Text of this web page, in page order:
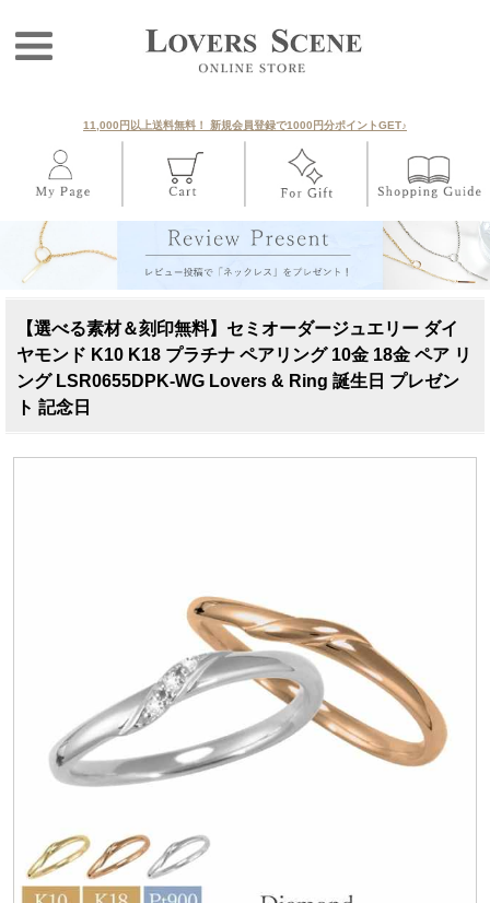
11,000円以上送料無料！ 新規会員登録で1000円分ポイントGET♪
【選べる素材＆刻印無料】セミオーダージュエリー ダイ
ヤモンド K10 K18 プラチナ ペアリング 10金 18金 ペア リ
ング LSR0655DPK-WG Lovers & Ring 誕生日 プレゼン
ト 記念日